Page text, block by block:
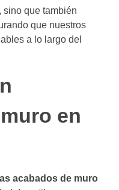
sino que también
que nuestros
a lo largo del
en
acabados de muro